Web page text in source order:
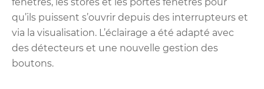
qu’ils puissent s’ouvrir depuis des interrupteurs et
via la visualisation. L’éclairage a été adapté avec
des détecteurs et une nouvelle gestion des
boutons.